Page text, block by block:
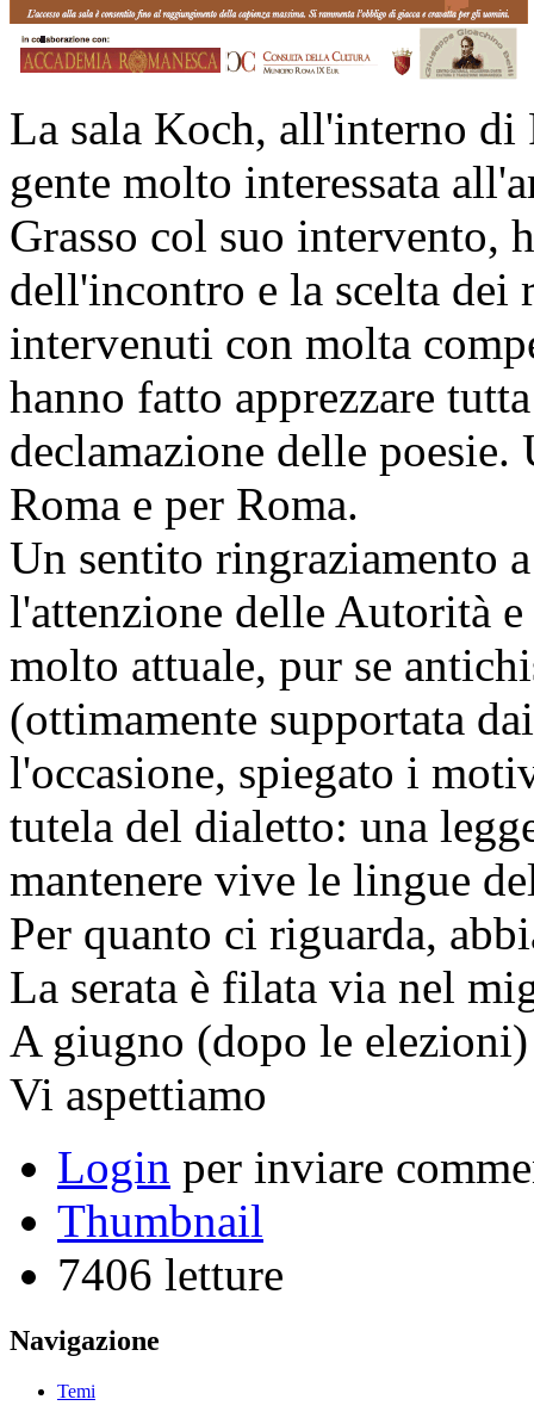
La sala Koch, all'interno di
gente molto interessata
Grasso col suo intervento,
dell'incontro e la scelta
intervenuti con molta
hanno fatto apprezzare
declamazione delle
Roma e per Roma.
Un sentito ringraziamento
l'attenzione delle Autorità
molto attuale, pur se
(ottimamente supportata
l'occasione, spiegato i
tutela del dialetto: una
mantenere vive le lingue
Per quanto ci riguarda,
La serata è filata via nel
A giugno (dopo le
Vi aspettiamo
Login per inviare
Thumbnail
7406 letture
Navigazione
Temi